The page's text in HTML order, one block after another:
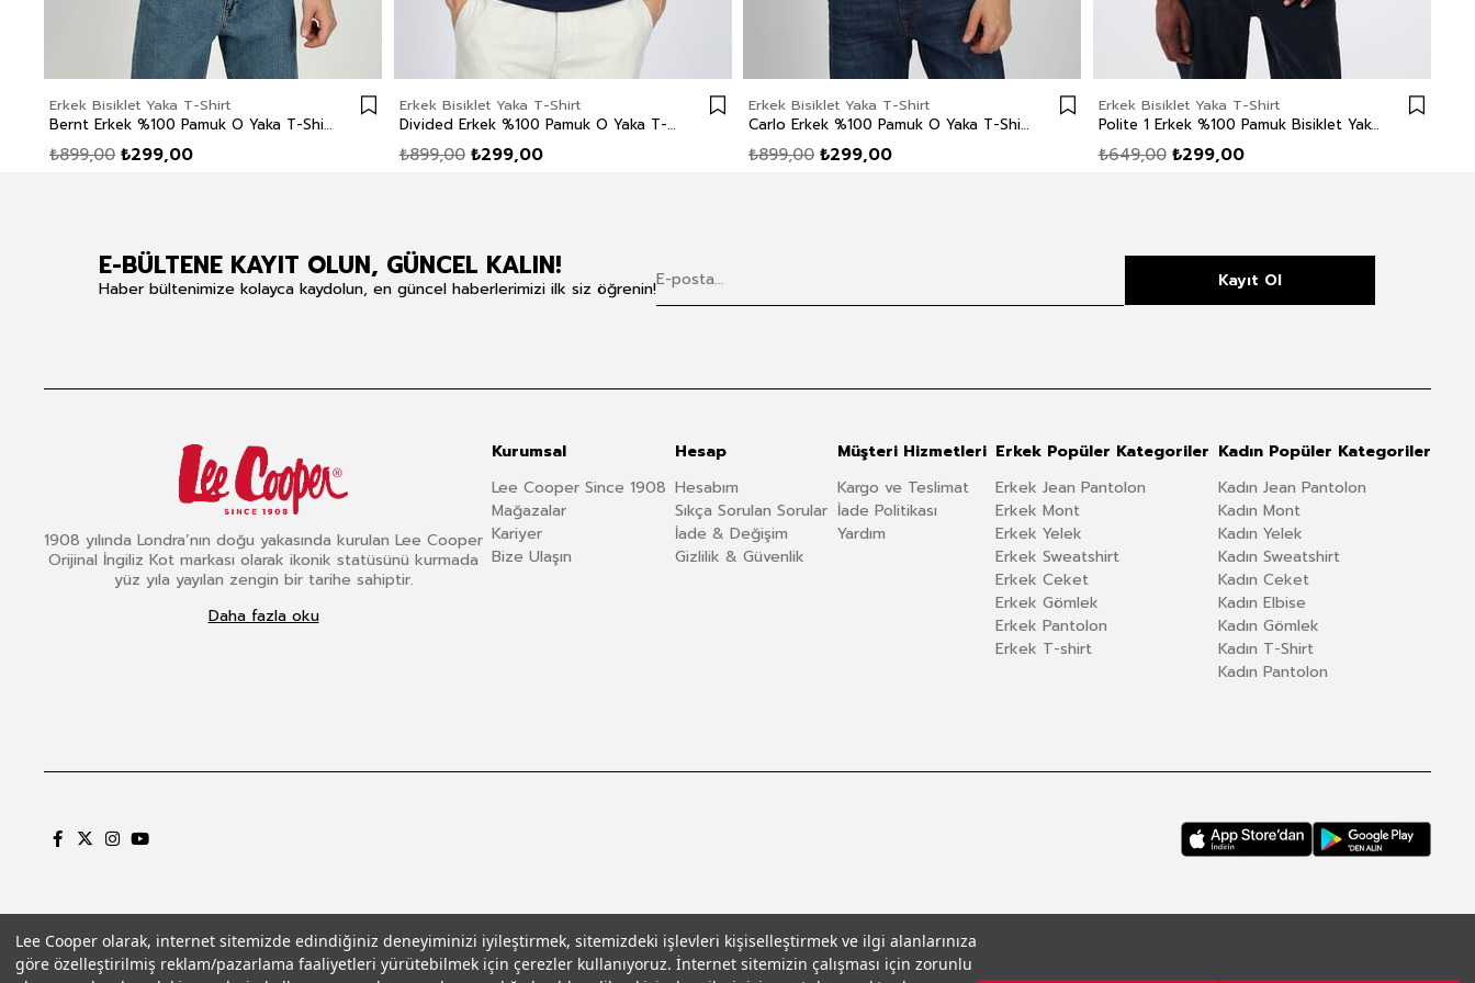
Lee Cooper olarak, internet sitemizde edindiğiniz deneyiminizi iyileştirmek, sitemizdeki işlevleri kişiselleştirmek ve ilgi alanlarınıza
göre özelleştirilmiş reklam/pazarlama faaliyetleri yürütebilmek için çerezler kullanıyoruz. İnternet sitemizin çalışması için zorunlu
Erkek Bisiklet Yaka T-Shirt
Bernt Erkek %100 Pamuk O Yaka T-Shirt Beyaz
₺299,00
₺899,00
Erkek Bisiklet Yaka T-Shirt
Divided Erkek %100 Pamuk O Yaka T-Shirt Lacivert
₺299,00
₺899,00
Erkek Bisiklet Yaka T-Shirt
Carlo Erkek %100 Pamuk O Yaka T-Shirt Beyaz
₺299,00
₺899,00
Erkek Bisiklet Yaka T-Shirt
Polite 1 Erkek %100 Pamuk Bisiklet Yaka T-Shirt Gül Kurusu
₺299,00
₺649,00
E-BÜLTENE KAYIT OLUN, GÜNCEL KALIN!
Haber bültenimize kolayca kaydolun, en güncel haberlerimizi ilk siz öğrenin! Kayıt Ol
1908 yılında Londra’nın doğu yakasında kurulan Lee Cooper
Orijinal İngiliz Kot markası olarak ikonik statüsünü kurmada
yüz yıla yayılan zengin bir tarihe sahiptir.
Daha fazla oku
Kurumsal
Lee Cooper Since 1908
Mağazalar
Kariyer
Bize Ulaşın
Hesap
Hesabım
Sıkça Sorulan Sorular
İade & Değişim
Gizlilik & Güvenlik
Müşteri Hizmetleri
Kargo ve Teslimat
İade Politikası
Yardım
Erkek Popüler Kategoriler
Erkek Jean Pantolon
Erkek Mont
Erkek Yelek
Erkek Sweatshirt
Erkek Ceket
Erkek Gömlek
Erkek Pantolon
Erkek T-shirt
Kadın Popüler Kategoriler
Kadın Jean Pantolon
Kadın Mont
Kadın Yelek
Kadın Sweatshirt
Kadın Ceket
Kadın Elbise
Kadın Gömlek
Kadın T-Shirt
Kadın Pantolon
Gizlilik PolitikasıÇerez PolitikasıKVKK Aydınlatma MetniŞartlar ve Koşullar© 2026 Leecooper - Tüm Hakları Saklıdır.